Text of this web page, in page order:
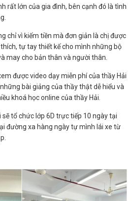
rất lớn của gia đình, bên cạnh đó là tình
chỉ vì kiếm tiền mà đơn giản là chị được
tự tay thiết kế cho mình những bộ
may cho bản thân và người thân.
được video dạy miễn phí của thầy Hải
bài giảng của thầy thật dễ hiểu và
khoá học online của thầy Hải.
tổ chức lớp 6D trực tiếp 10 ngày tại
đường xa hàng ngày tự mình lái xe từ